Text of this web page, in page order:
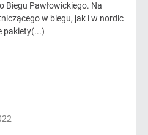
Biegu Pawłowickiego. Na
w biegu, jak i w nordic
pakiety(...)